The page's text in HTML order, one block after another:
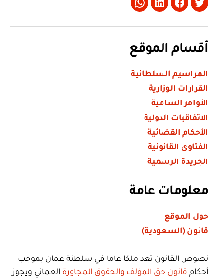
Twitter
Facebook
LinkedIn
Whatsapp
أقسام الموقع
المراسيم السلطانية
القرارات الوزارية
الأوامر السامية
الاتفاقيات الدولية
الأحكام القضائية
الفتاوى القانونية
الجريدة الرسمية
معلومات عامة
حول الموقع
قانون (السعودية)
نصوص القانون تعد ملكا عاما في سلطنة عمان بموجب
أحكام قانون حق المؤلف والحقوق المجاورة العماني ويجوز